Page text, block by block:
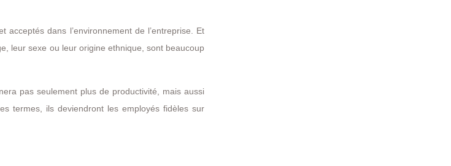
dans l’environnement de l’entreprise. Et
leur sexe ou leur origine ethnique, sont beaucoup
pas seulement plus de productivité, mais aussi
termes, ils deviendront les employés fidèles sur